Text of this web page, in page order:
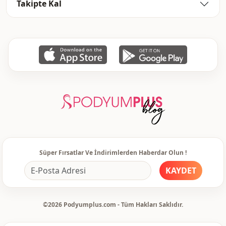
Takipte Kal
Süper Fırsatlar Ve İndirimlerden Haberdar Olun !
KAYDET
©2026 Podyumplus.com - Tüm Hakları Saklıdır.